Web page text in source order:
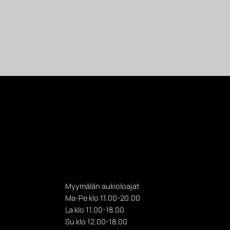
Myymälän aukioloajat
Ma-Pe klo 11.00-20.00
La klo 11.00-18.00
Su klo 12.00-18.00